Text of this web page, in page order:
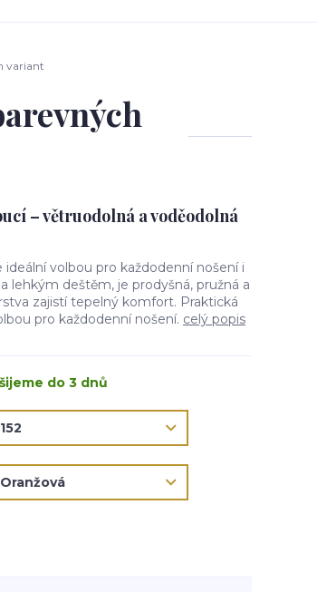
variant
– větruodolná a voděodolná
volbou pro každodenní nošení i
lehkým deštěm, je prodyšná, pružná a
zajistí tepelný komfort. Praktická
pro každodenní nošení. celý popis
do 3 dnů